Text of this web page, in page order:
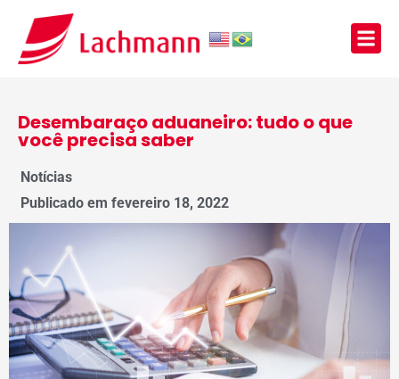
Desembaraço aduaneiro: tudo o que
você precisa saber
Notícias
Publicado em fevereiro 18, 2022